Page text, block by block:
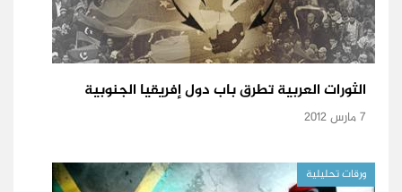
الثورات العربية تطرق باب دول إفريقيا الجنوبية
7 مارس 2012
ورقات تحليلية